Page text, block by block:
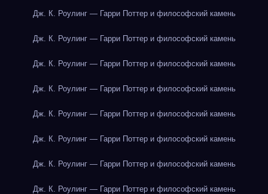
Дж. К. Роулинг — Гарри Поттер и философский камень
Дж. К. Роулинг — Гарри Поттер и философский камень
Дж. К. Роулинг — Гарри Поттер и философский камень
Дж. К. Роулинг — Гарри Поттер и философский камень
Дж. К. Роулинг — Гарри Поттер и философский камень
Дж. К. Роулинг — Гарри Поттер и философский камень
Дж. К. Роулинг — Гарри Поттер и философский камень
Дж. К. Роулинг — Гарри Поттер и философский камень